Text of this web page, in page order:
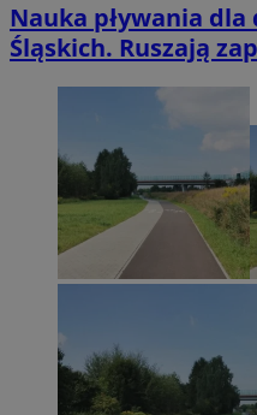
Nauka pływania dla
Śląskich. Ruszają